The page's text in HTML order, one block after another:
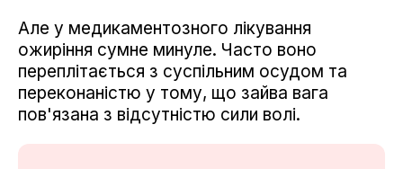
Але у медикаментозного лікування
ожиріння сумне минуле. Часто воно
переплітається з суспільним осудом та
переконаністю у тому, що зайва вага
пов'язана з відсутністю сили волі.